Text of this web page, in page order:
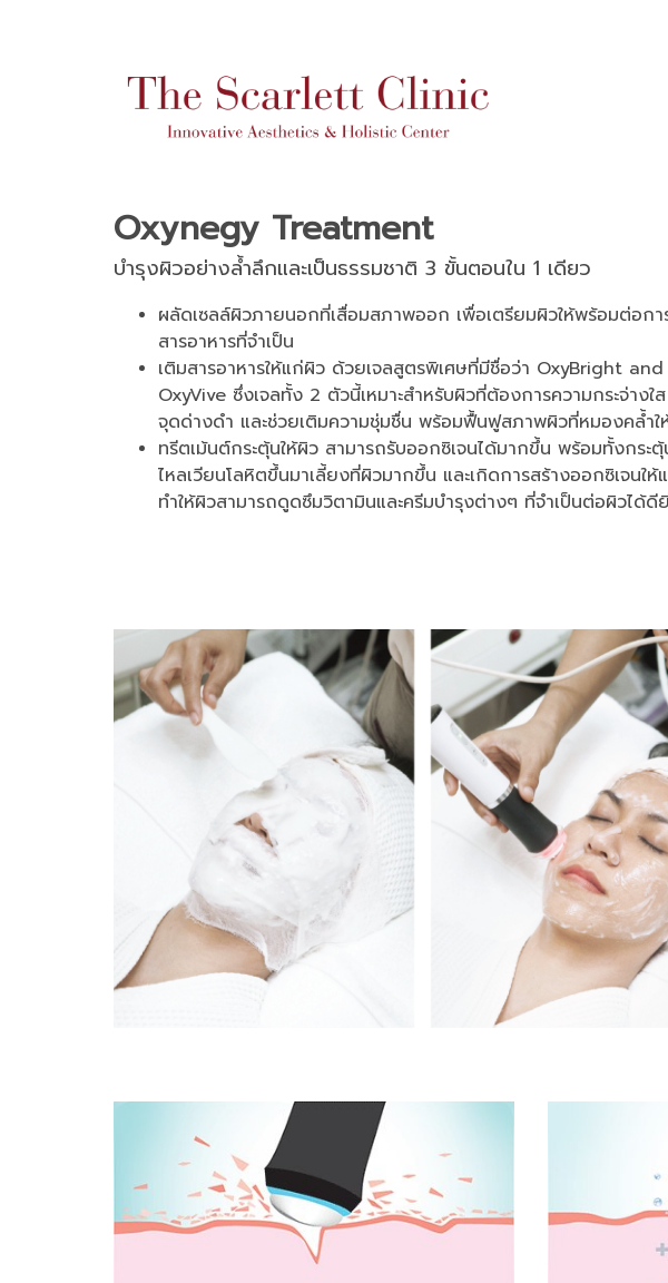
Oxynegy Treatment
บำรุงผิวอย่างล้ำลึกและเป็นธรรมชาติ 3 ขั้นตอนใน 1 เดียว
ผลัดเซลล์ผิวภายนอกที่เสื่อมสภาพออก เพื่อเตรียมผิวให้พร้อมต่อก
สารอาหารที่จำเป็น
เติมสารอาหารให้แก่ผิว ด้วยเจลสูตรพิเศษที่มีชื่อว่า OxyBright and
OxyVive ซึ่งเจลทั้ง 2 ตัวนี้เหมาะสำหรับผิวที่ต้องการความกระจ่างใ
จุดด่างดำ และช่วยเติมความชุ่มชื่น พร้อมฟื้นฟูสภาพผิวที่หมองคล้ำใ
ทรีตเม้นต์กระตุ้นให้ผิว สามารถรับออกซิเจนได้มากขึ้น พร้อมทั้งกระตุ้
ไหลเวียนโลหิตขึ้นมาเลี้ยงที่ผิวมากขึ้น และเกิดการสร้างออกซิเจนให้
ทำให้ผิวสามารถดูดซึมวิตามินและครีมบำรุงต่างๆ ที่จำเป็นต่อผิวได้ดี